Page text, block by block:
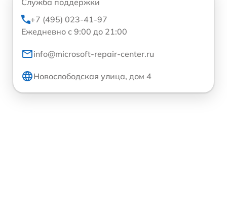
+7 (495) 023-41-97
Ежедневно с 9:00 до 21:00
info@microsoft-repair-center.ru
Новослободская улица, дом 4